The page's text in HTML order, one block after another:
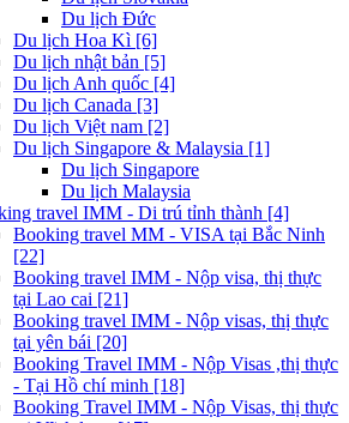
Du lịch Đức
Du lịch Hoa Kì [6]
Du lịch nhật bản [5]
Du lịch Anh quốc [4]
Du lịch Canada [3]
Du lịch Việt nam [2]
Du lịch Singapore & Malaysia [1]
Du lịch Singapore
Du lịch Malaysia
travel IMM - Di trú tỉnh thành [4]
Booking travel MM - VISA tại Bắc Ninh
[22]
Booking travel IMM - Nộp visa, thị thực
tại Lao cai [21]
Booking travel IMM - Nộp visas, thị thực
tại yên bái [20]
Booking Travel IMM - Nộp Visas ,thị thực
- Tại Hồ chí minh [18]
Booking Travel IMM - Nộp Visas, thị thực